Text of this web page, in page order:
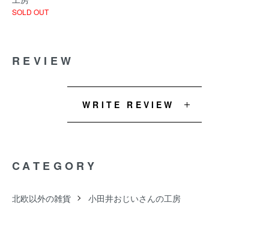
SOLD OUT
REVIEW
WRITE REVIEW
CATEGORY
北欧以外の雑貨 小田井おじいさんの工房